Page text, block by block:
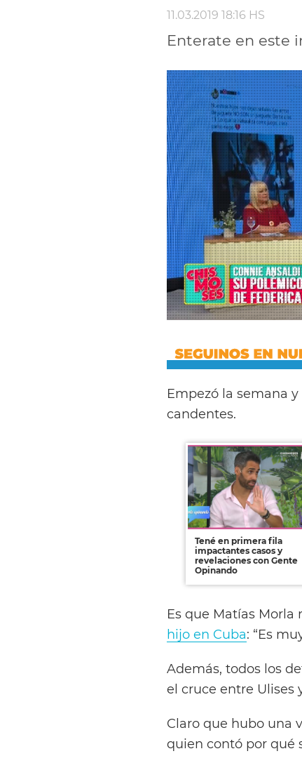
11.03.2019 18:16 HS
Enterate en este
Empezó la semana
candentes.
Tené en primera fila
impactantes casos y
revelaciones con Gente
Opinando
Es que Matías Morla
hijo en Cuba: “Es
Además, todos los
el cruce entre Ulises
Claro que hubo una
quien contó por qué